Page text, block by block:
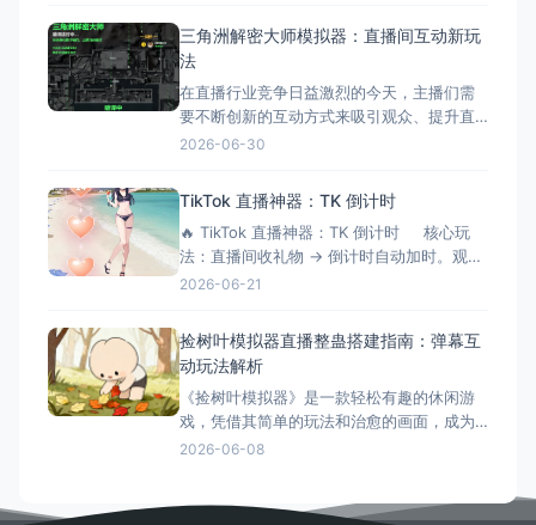
系统，配置建议：Intel i5以上处理器、8GB
三角洲解密大师模拟器：直播间互动新玩
法
在直播行业竞争日益激烈的今天，主播们需
要不断创新的互动方式来吸引观众、提升直
播间氛围。三角洲解密大师模拟器作为一款
能够增加直播的趣味性，还能有效延长观众
停留时间，提升直播间的活跃度和收益。 什
么是三角洲解密大师模拟器？
2026-06-30
TikTok 直播神器：TK 倒计时
🔥 TikTok 直播神器：TK 倒计时 核心玩
法：直播间收礼物 → 倒计时自动加时。观众
刷得越猛，直播/挑战时间越长！完美适配
TikTok 直
2026-06-21
捡树叶模拟器直播整蛊搭建指南：弹幕互
动玩法解析
《捡树叶模拟器》是一款轻松有趣的休闲游
戏，凭借其简单的玩法和治愈的画面，成为
了直播整蛊玩法的新选择。今天就来详细介
闲模拟游戏，玩家需要在美丽的森林中收集
2026-06-08